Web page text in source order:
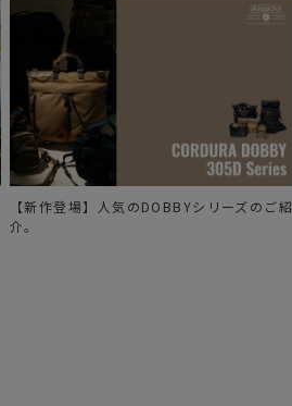
【新作登場】人気のDOBBYシリーズのご紹
介。